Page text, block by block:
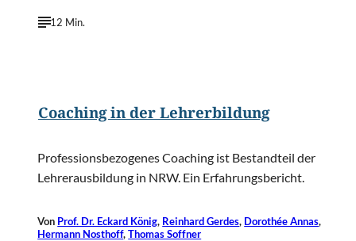
12 Min.
Coaching in der Lehrerbildung
Professionsbezogenes Coaching ist Bestandteil der
Lehrerausbildung in NRW. Ein Erfahrungsbericht.
Von Prof. Dr. Eckard König, Reinhard Gerdes, Dorothée Annas,
Hermann Nosthoff,Thomas Soffner